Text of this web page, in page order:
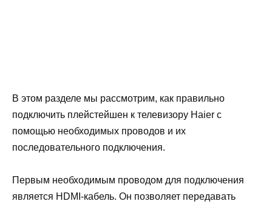
В этом разделе мы рассмотрим, как правильно
подключить плейстейшен к телевизору Haier с
помощью необходимых проводов и их
последовательного подключения.
Первым необходимым проводом для подключения
является HDMI-кабель. Он позволяет передавать